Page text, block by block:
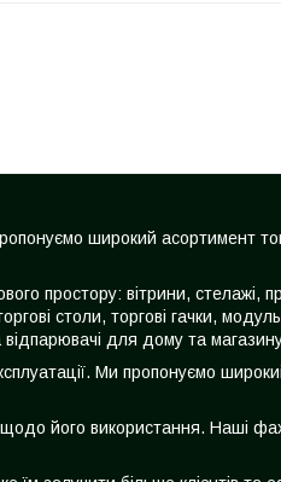
широкий асортимент
простору: вітрини, стелажі,
столи, торгові гачки,
для дому та
Ми пропонуємо
його використання. Наші